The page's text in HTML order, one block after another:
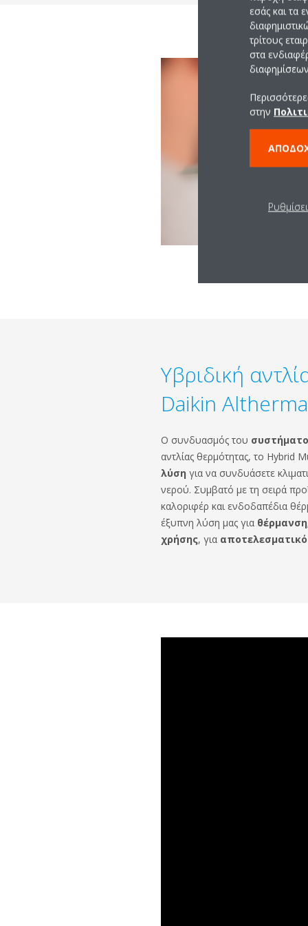
Υβριδική
Daikin
Ο συνδυασμός του
αντλίας θερμότητας, το Hybrid
λύση για να συνδυάσετε
νερού. Συμβατό με τη σειρά
καλοριφέρ και ενδοδαπέδια
έξυπνη λύση μας για
χρήσης, για
εσάς και τα
τρίτους
στα
στην